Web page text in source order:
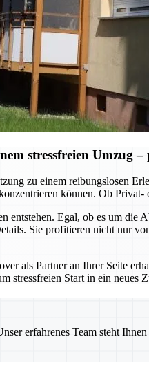
stressfreien Umzug
zu einem reibungslosen
können. Ob
entstehen. Egal, ob es um
Sie profitieren nicht nur
als Partner an Ihrer Seite
Start in ein neues
erfahrenes Team steht